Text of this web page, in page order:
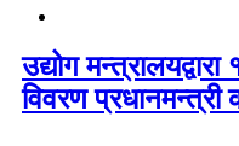
उद्योग
विवरण प्रधानमन्त्री